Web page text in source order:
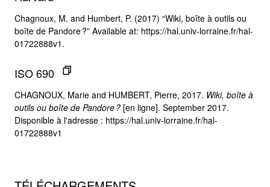
Chagnoux, M. and Humbert, P. (2017) “Wiki, boîte à outils ou
boîte de Pandore ?” Available at: https://hal.univ-lorraine.fr/hal-
01722888v1.
ISO 690
CHAGNOUX, Marie and HUMBERT, Pierre, 2017. Wiki, boîte à
outils ou boîte de Pandore ? [en ligne]. September 2017.
Disponible à l'adresse : https://hal.univ-lorraine.fr/hal-
01722888v1